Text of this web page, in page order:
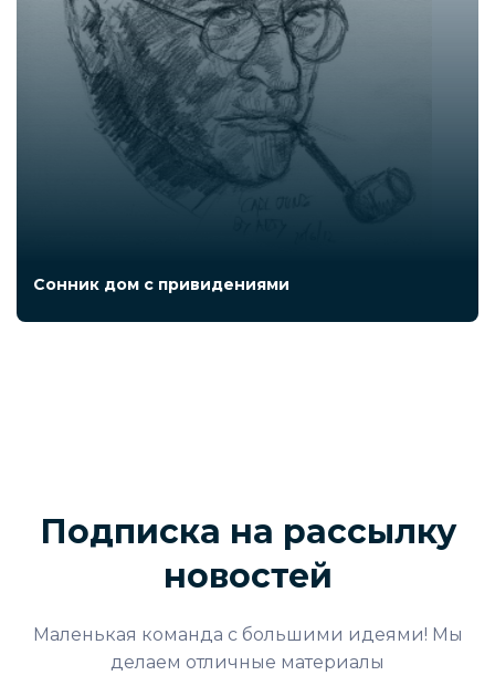
Сонник дом с привидениями
Подписка на рассылку
новостей
Маленькая команда с большими идеями! Мы
делаем отличные материалы